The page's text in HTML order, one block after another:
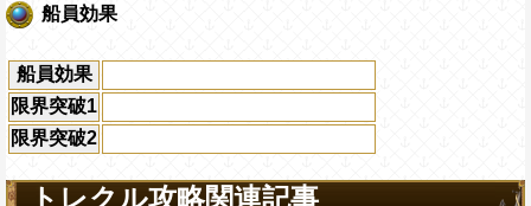
船員効果
船員効果
限界突破1
限界突破2
トレクル攻略関連記事